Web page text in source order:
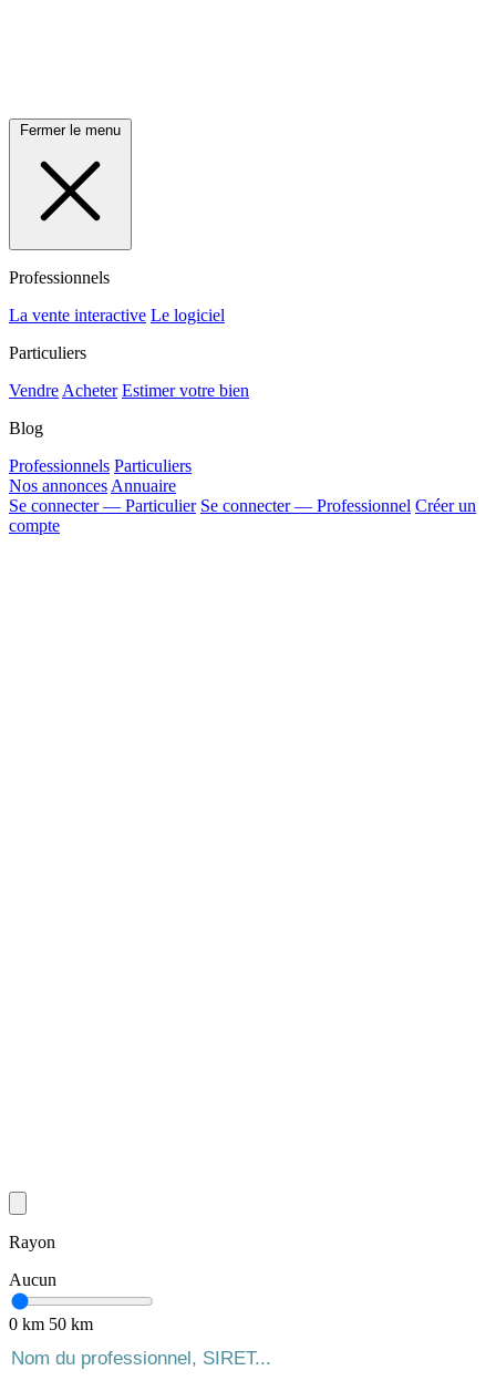
Fermer le menu
Professionnels
La vente interactive Le logiciel
Particuliers
Vendre Acheter Estimer votre bien
Blog
Professionnels Particuliers
Nos annonces Annuaire
Se connecter — Particulier Se connecter — Professionnel Créer un
compte
Rayon
Aucun
0 km 50 km